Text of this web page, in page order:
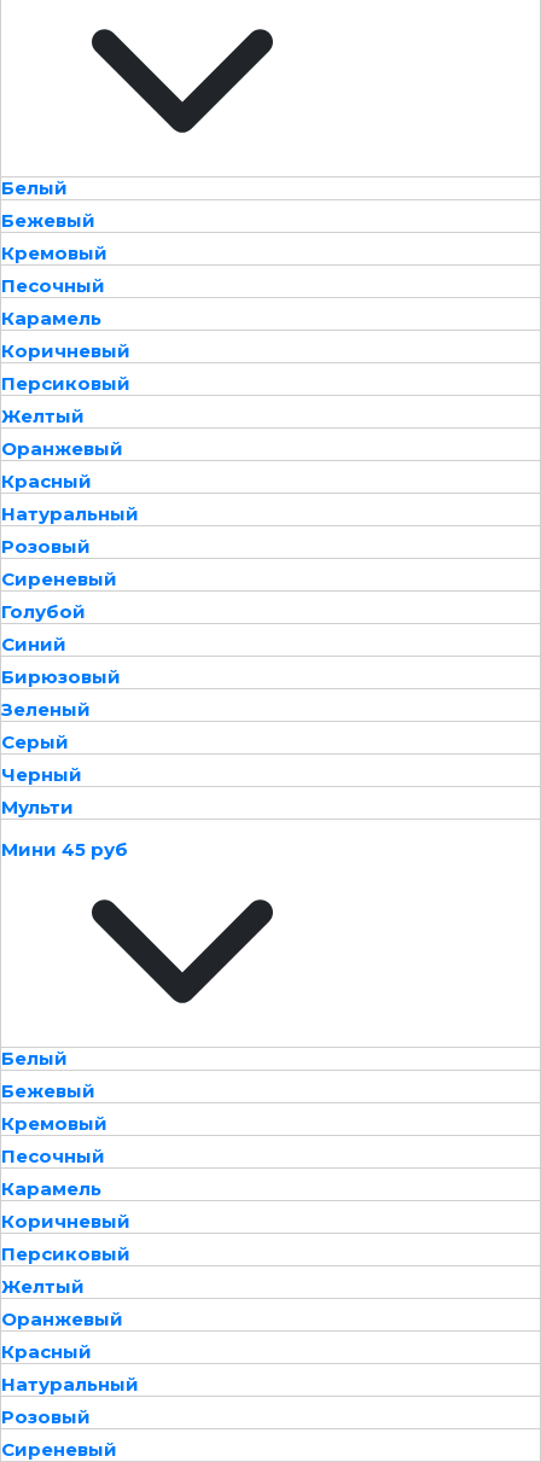
Белый
Бежевый
Кремовый
Песочный
Карамель
Коричневый
Персиковый
Желтый
Оранжевый
Красный
Натуральный
Розовый
Сиреневый
Голубой
Синий
Бирюзовый
Зеленый
Серый
Черный
Мульти
Мини 45 руб
Белый
Бежевый
Кремовый
Песочный
Карамель
Коричневый
Персиковый
Желтый
Оранжевый
Красный
Натуральный
Розовый
Сиреневый